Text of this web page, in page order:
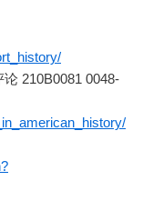
210B0081 0048-